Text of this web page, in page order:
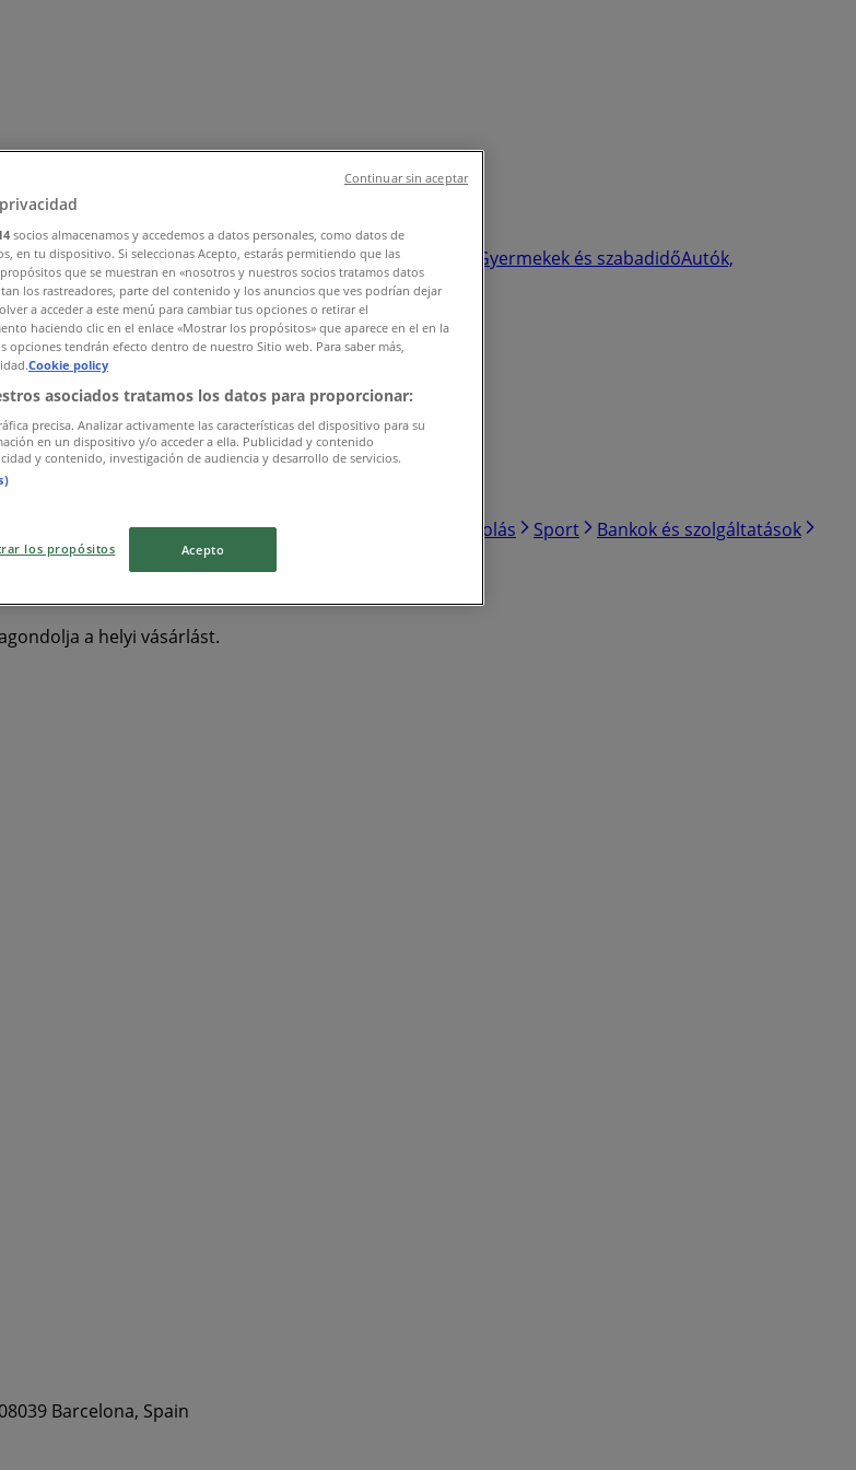
kert és barkácsolásGyógyszertárak és szépség Gyermekek és szabadidőAutók,
szóda Elektronika Otthon, kert és barkácsolás Sport
Bankok és szolgáltatások
a helyi vásárlást.
Barcelona, Spain
socios almacenamos y accedemos a datos personales, como datos de
en tu dispositivo. Si seleccionas Acepto, estarás permitiendo que las
que se muestran en «nosotros y nuestros socios tratamos datos
los rastreadores, parte del contenido y los anuncios que ves podrían dejar
a acceder a este menú para cambiar tus opciones o retirar el
haciendo clic en el enlace «Mostrar los propósitos» que aparece en el en la
opciones tendrán efecto dentro de nuestro Sitio web. Para saber más,
Cookie policy
asociados tratamos los datos para proporcionar:
precisa. Analizar activamente las características del dispositivo para su
en un dispositivo y/o acceder a ella. Publicidad y contenido
y contenido, investigación de audiencia y desarrollo de servicios.
los propósitos Acepto
Continuar sin aceptar